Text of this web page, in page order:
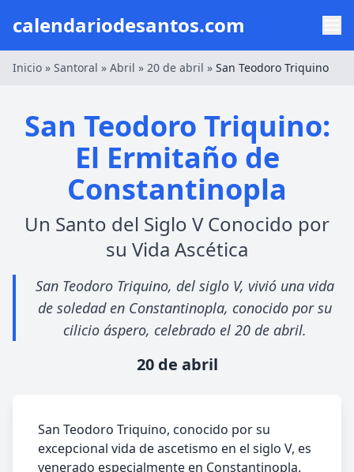
calendariodesantos.com
Inicio » Santoral » Abril » 20 de abril » San Teodoro Triquino
San Teodoro Triquino:
El Ermitaño de
Constantinopla
Un Santo del Siglo V Conocido por
su Vida Ascética
San Teodoro Triquino, del siglo V, vivió una vida
de soledad en Constantinopla, conocido por su
cilicio áspero, celebrado el 20 de abril.
20 de abril
San Teodoro Triquino, conocido por su
excepcional vida de ascetismo en el siglo V, es
venerado especialmente en Constantinopla.